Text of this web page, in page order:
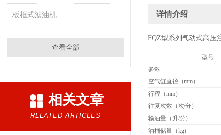
板框式滤油机
查看全部
相关文章
RELATED ARTICLES
详情介绍
FQZ型系列气动式高压
型号
参数
空气缸直径（mm）
行程（mm）
往复次数（次/分）
输油量（升/分）
油桶储量（kg）